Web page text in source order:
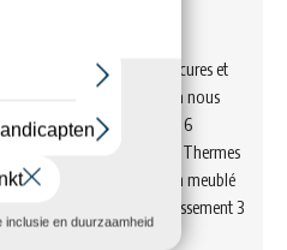
En dehors des périodes de cures et
n'hésitez pas à nous
N°3 pour 4 à 6
thermale, à 100m des Thermes
l'appartement N°3 est un meublé
ouvert toute l’année. Classement 3
1…